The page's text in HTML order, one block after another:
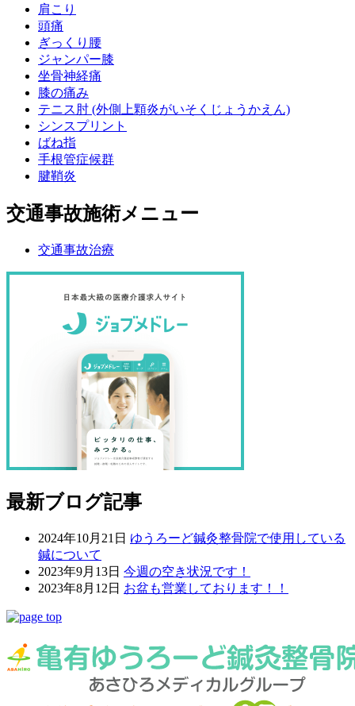
肩こり
頭痛
ぎっくり腰
ジャンパー膝
坐骨神経痛
膝の痛み
テニス肘 (外側上顆炎がいそくじょうかえん)
シンスプリント
ばね指
手根管症候群
腱鞘炎
交通事故施術メニュー
交通事故治療
最新ブログ記事
2024年10月21日 ゆうろーど鍼灸整骨院で使用している
鍼について
2023年9月13日 今週の空き状況です！
2023年8月12日 お盆も営業しております！！